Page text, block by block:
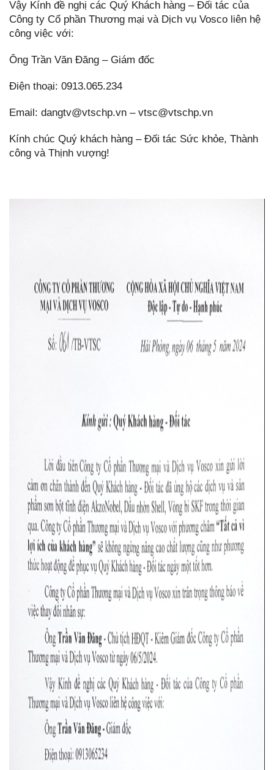
Vậy Kính đề nghị các Quý Khách hàng – Đối tác của
Công ty Cổ phần Thương mại và Dịch vụ Vosco liên hệ
công việc với:
Ông Trần Văn Đăng – Giám đốc
Điện thoại: 0913.065.234
Email: dangtv@vtschp.vn – vtsc@vtschp.vn
Kính chúc Quý khách hàng – Đối tác Sức khỏe, Thành
công và Thịnh vượng!